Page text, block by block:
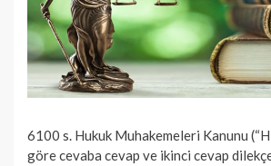
6100 s. Hukuk Muhakemeleri Kanunu
göre cevaba cevap ve ikinci cevap